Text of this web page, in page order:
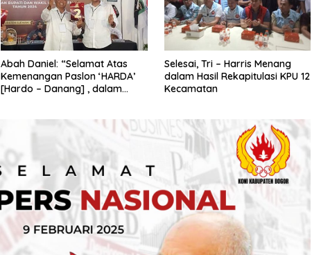
Abah Daniel: “Selamat Atas
Kemenangan Paslon ‘HARDA’
[Hardo – Danang] , dalam
Selesai, Tri – Harris Menang
dalam Hasil Rekapitulasi KPU 12
Kecamatan